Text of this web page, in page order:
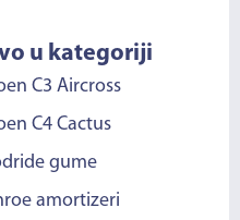
u kategoriji
C3 Aircross
C4 Cactus
gume
amortizeri